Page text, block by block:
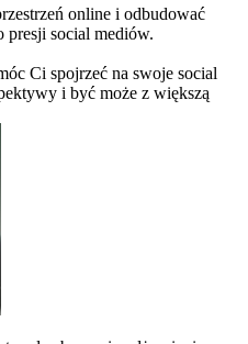
online i odbudować
presji social mediów.
Ci spojrzeć na swoje social
i być może z większą